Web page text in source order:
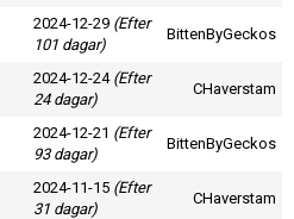
2024-12-29 (Efter
101 dagar)
BittenByGeckos
2024-12-24 (Efter
24 dagar)
CHaverstam
2024-12-21 (Efter
93 dagar)
BittenByGeckos
2024-11-15 (Efter
31 dagar)
CHaverstam